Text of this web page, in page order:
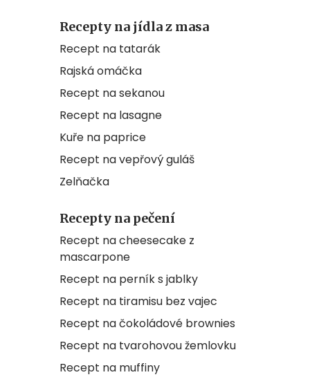
Recepty na jídla z masa
Recept na tatarák
Rajská omáčka
Recept na sekanou
Recept na lasagne
Kuře na paprice
Recept na vepřový guláš
Zelňačka
Recepty na pečení
Recept na cheesecake z
mascarpone
Recept na perník s jablky
Recept na tiramisu bez vajec
Recept na čokoládové brownies
Recept na tvarohovou žemlovku
Recept na muffiny